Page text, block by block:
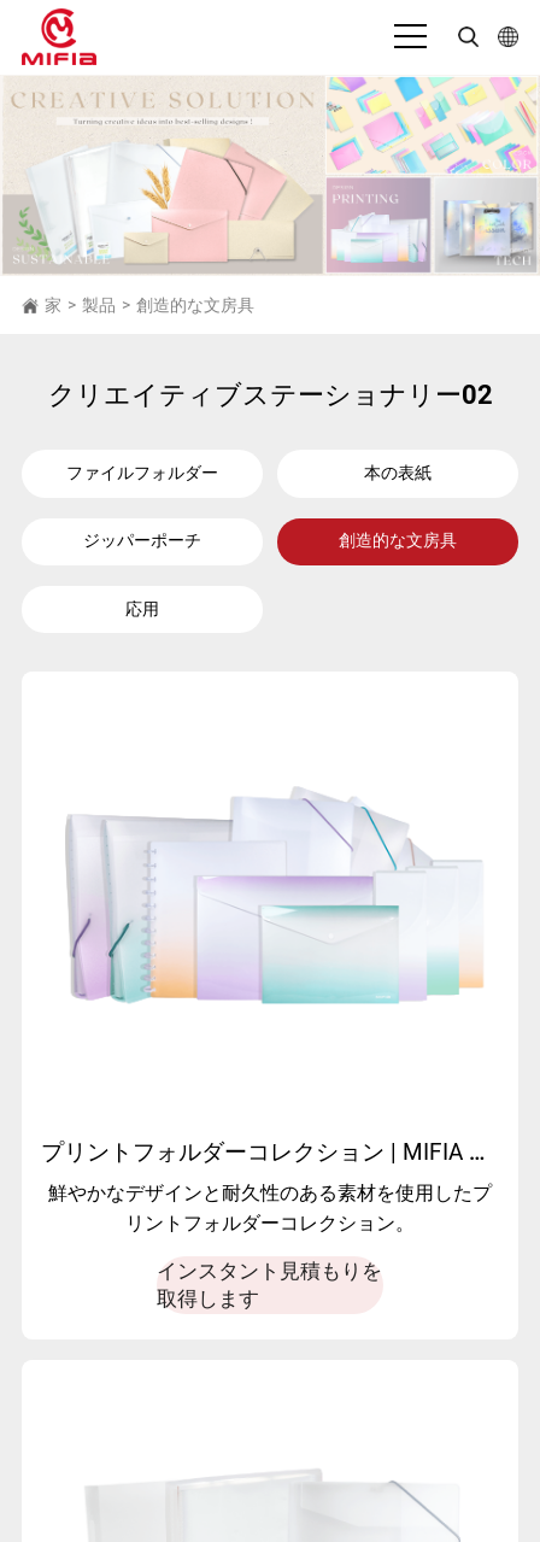
日本語
English
بالعربية
Deutsch
Bahasa Indonesia
Português
Русский язык
家 > 製品 > 創造的な文房具
クリエイティブステーショナリー02
ファイルフォルダー 本の表紙
ジッパーポーチ 創造的な文房具
応用
プリントフォルダーコレクション | MIFIA のカラフルでカスタマイズ可能な文具用品
鮮やかなデザインと耐久性のある素材を使用したプ
リントフォルダーコレクション。
インスタント見積もりを
取得します